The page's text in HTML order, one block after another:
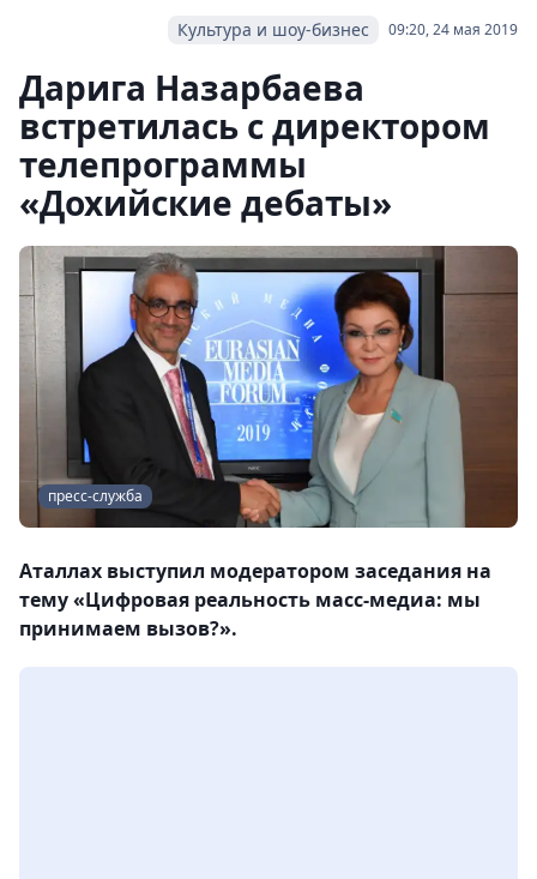
09:20, 24 мая 2019
Культура и шоу-бизнес
Дарига Назарбаева
встретилась с директором
телепрограммы
«Дохийские дебаты»
пресс-служба
Аталлах выступил модератором заседания на
тему «Цифровая реальность масс-медиа: мы
принимаем вызов?».